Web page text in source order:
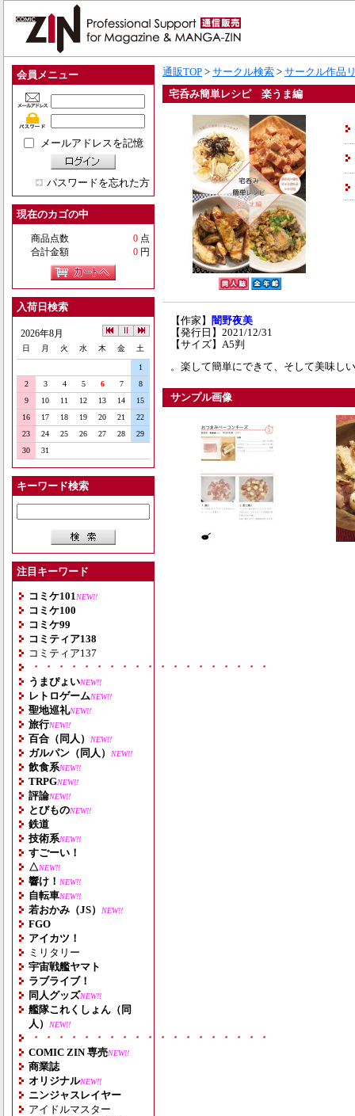
会員メニュー
メールアドレスを記憶
パスワードを忘れた方
現在のカゴの中
商品点数 0 点
合計金額
0 円
入荷日検索
2026年8月
日 月 火 水 木 金 土
1
2
3 4 5 6 7
8
9
10 11 12 13 14
15
16
17 18 19 20 21
22
23
24 25 26 27 28
29
30
31
キーワード検索
注目キーワード
コミケ101 NEW!!
コミケ100
コミケ99
コミティア138
コミティア137
・・・・・・・・・・・・・・・・・・・
うまぴょいNEW!!
レトロゲームNEW!!
聖地巡礼NEW!!
旅行NEW!!
百合（同人） NEW!!
ガルパン（同人） NEW!!
飲食系NEW!!
TRPGNEW!!
評論NEW!!
とびものNEW!!
鉄道
技術系NEW!!
すごーい！
△NEW!!
響け！ NEW!!
自転車NEW!!
若おかみ（JS） NEW!!
FGO
アイカツ！
ミリタリー
宇宙戦艦ヤマト
ラブライブ！
同人グッズNEW!!
艦隊これくしょん（同
人）
NEW!!
・・・・・・・・・・・・・・・・・・・
COMIC ZIN 専売NEW!!
商業誌
オリジナルNEW!!
ニンジャスレイヤー
アイドルマスター
通販TOP > サークル検索 > サークル作品
宅呑み簡単レシピ 楽うま編
【作家】
闇野夜美
【発行日】2021/12/31
【サイズ】A5判
。楽して簡単にできて、そして美味し
サンプル画像